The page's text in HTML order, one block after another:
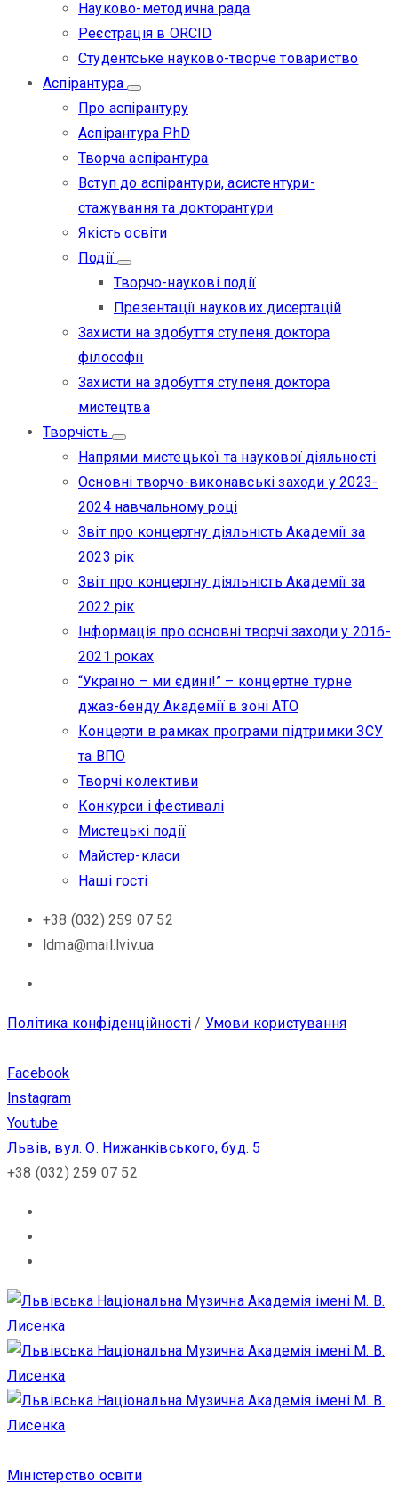
Науково-методична рада
Реєстрація в ORCID
Студентське науково-творче товариство
Аспірантура
Про аспірантуру
Аспірантура PhD
Творча аспірантура
Вступ до аспірантури, асистентури-
стажування та докторантури
Якість освіти
Події
Творчо-наукові події
Презентації наукових дисертацій
Захисти на здобуття ступеня доктора
філософії
Захисти на здобуття ступеня доктора
мистецтва
Творчість
Напрями мистецької та наукової діяльності
Основні творчо-виконавські заходи у 2023-
2024 навчальному році
Звіт про концертну діяльність Академії за
2023 рік
Звіт про концертну діяльність Академії за
2022 рік
Інформація про основні творчі заходи у 2016-
2021 роках
“Україно – ми єдині!” – концертне турне
джаз-бенду Академії в зоні АТО
Концерти в рамках програми підтримки ЗСУ
та ВПО
Творчі колективи
Конкурси і фестивалі
Мистецькі події
Майстер-класи
Наші гості
+38 (032) 259 07 52
ldma@mail.lviv.ua
Політика конфіденційності / Умови користування
Facebook
Instagram
Youtube
Львів, вул. О. Нижанківського, буд. 5
+38 (032) 259 07 52
Міністерство освіти